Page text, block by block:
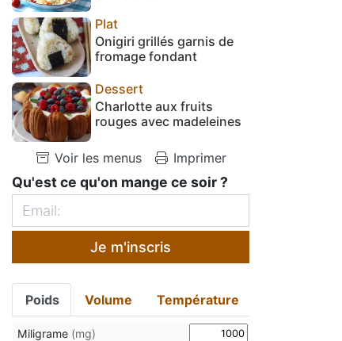
Plat
Onigiri grillés garnis de
fromage fondant
Dessert
Charlotte aux fruits
rouges avec madeleines
Voir les menus Imprimer
Qu'est ce qu'on mange ce soir ?
Je m'inscris
Poids Volume Température
Miligrame (mg)